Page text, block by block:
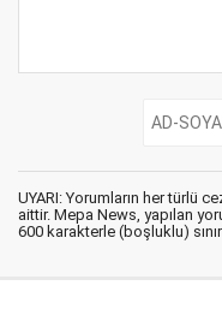
UYARI: Yorumların her türlü
aittir. Mepa News, yapılan
600 karakterle (boşluklu)